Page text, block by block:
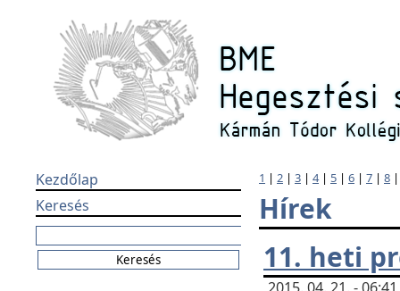
Kezdőlap
Keresés
1 | 2 | 3 | 4| 5 | 6 | 7 | 8
Hírek
11. heti